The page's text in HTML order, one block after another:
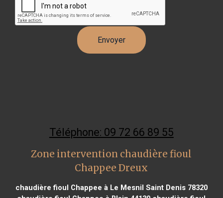
Téléphone: 09 72 66 89 55
Zone intervention chaudière fioul
Chappee Dreux
chaudière fioul Chappee à Le Mesnil Saint Denis 78320